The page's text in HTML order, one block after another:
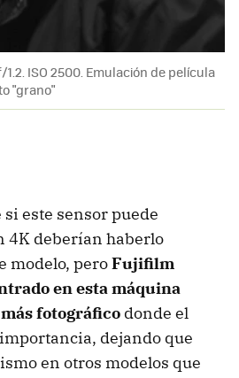
1.2. ISO 2500. Emulación de película
"grano"
este sensor puede
4K deberían haberlo
modelo, peroFujifilm
en esta máquina
fotográfico donde el
dejando que
en otros modelos que